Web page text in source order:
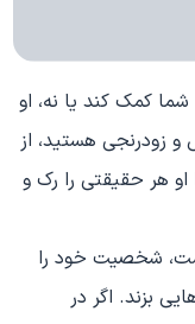
شما کمک کند یا نه، او
زودرنجی هستید، از
او هر حقیقتی را رک و
شخصیت خود را
بزند. اگر در